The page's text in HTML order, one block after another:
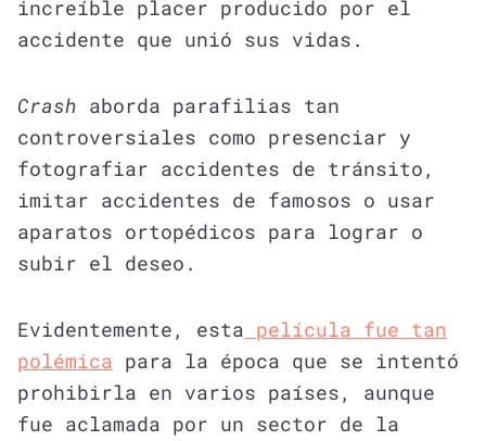
increíble placer producido por el
accidente que unió sus vidas.
Crash aborda parafilias tan
controversiales como presenciar y
fotografiar accidentes de tránsito,
imitar accidentes de famosos o usar
aparatos ortopédicos para lograr o
subir el deseo.
Evidentemente, esta película fue tan
polémica para la época que se intentó
prohibirla en varios países, aunque
fue aclamada por un sector de la